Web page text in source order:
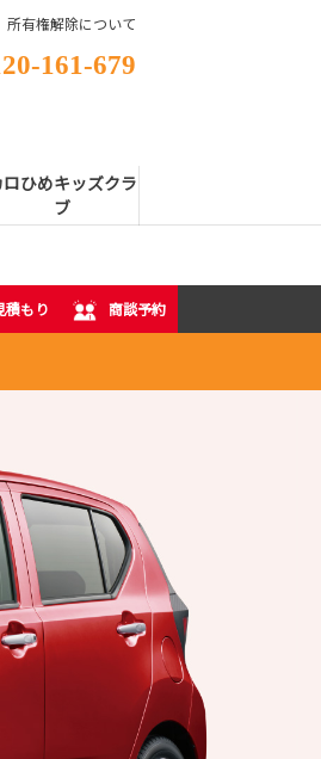
161-679
ロひめキッズクラ
ブ
所有権解除について
積もり 商談予約